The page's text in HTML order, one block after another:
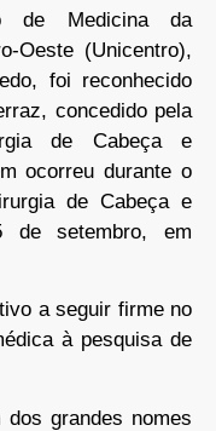
de Medicina da
Oeste (Unicentro),
foi reconhecido
concedido pela
de Cabeça e
ocorreu durante o
de Cabeça e
de setembro, em
a seguir firme no
à pesquisa de
grandes nomes